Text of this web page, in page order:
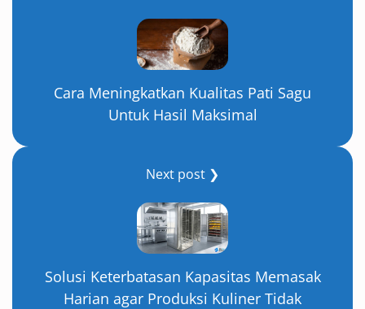
Cara Meningkatkan Kualitas Pati Sagu
Untuk Hasil Maksimal
Next post ❯
Solusi Keterbatasan Kapasitas Memasak
Harian agar Produksi Kuliner Tidak